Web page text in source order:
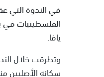
في الندوة التي
الفلسطينيات في
يافا.
وتطرقت خلال
سكانه الأصليين